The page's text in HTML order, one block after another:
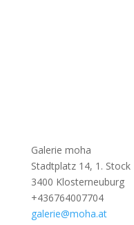
Galerie moha
Stadtplatz 14, 1. Stock
3400 Klosterneuburg
+436764007704
galerie@moha.at